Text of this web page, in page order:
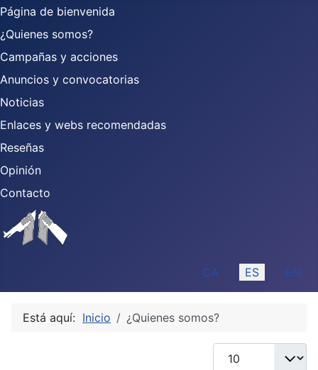
Página de bienvenida
¿Quienes somos?
Campañas y acciones
Anuncios y convocatorias
Noticias
Enlaces y webs recomendadas
Reseñas
Opinión
Contacto
Seleccione su idioma
CA ES EN
Está aquí: Inicio ¿Quienes somos?
Cantidad